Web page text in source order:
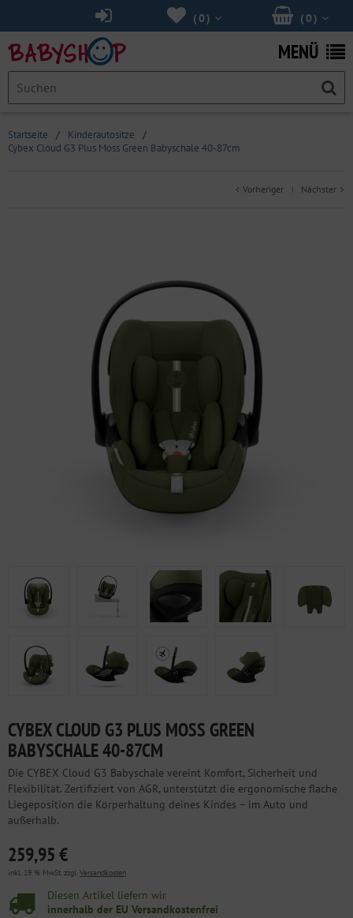
(0 )
(0 )
MENÜ
Startseite / Kinderautositze
/
Cybex Cloud G3 Plus Moss Green Babyschale 40-87cm
Vorheriger | Nächster
CYBEX CLOUD G3 PLUS MOSS GREEN
BABYSCHALE 40-87CM
Die CYBEX Cloud G3 Babyschale vereint Komfort, Sicherheit und
Flexibilität. Zertifiziert von AGR, unterstützt die ergonomische flache
Liegeposition die Körperhaltung deines Kindes – im Auto und
außerhalb.
259,95 €
inkl. 19 % MwSt. zzgl. Versandkosten
Diesen Artikel liefern wir
innerhalb der EU Versandkostenfrei